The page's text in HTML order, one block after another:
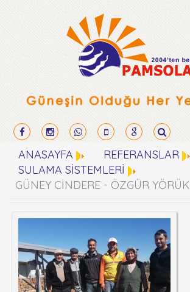
ANASAYFA
REFERANSLAR
SULAMA SİSTEMLERİ
GÜNEY CİNDERE - ÖZGÜR YÖRÜK